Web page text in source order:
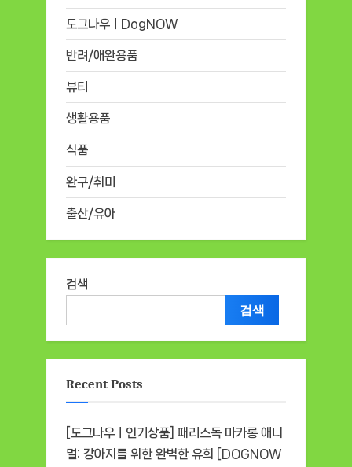
도그나우ㅣDogNOW
반려/애완용품
뷰티
생활용품
식품
완구/취미
출산/유아
검색
검색
Recent Posts
[도그나우ㅣ인기상품] 패리스독 마카롱 애니
멀: 강아지를 위한 완벽한 유희 [DOGNOW